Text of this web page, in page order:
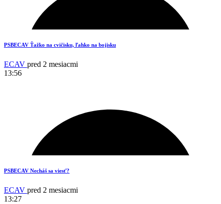
16
PSBECAV Ťažko na cvičisku, ľahko na bojisku
ECAV pred 2 mesiacmi
13:56
PSBECAV Necháš sa viesť?
ECAV pred 2 mesiacmi
13:27